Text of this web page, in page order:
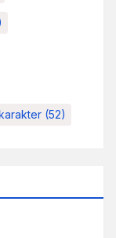
(52)